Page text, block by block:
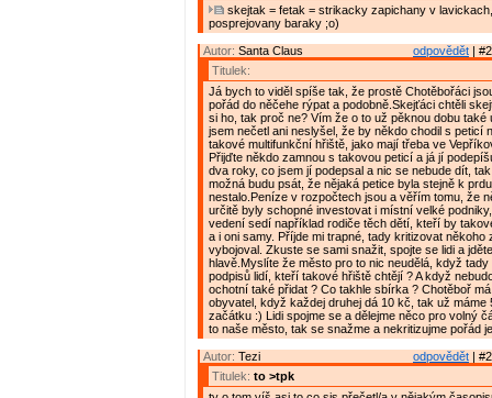
skejtak = fetak = strikacky zapichany v
posprejovany baraky ;o)
odpovědět |
Autor: Santa Claus
Titulek:
Já bych to viděl spíše tak, že prostě Chotěbořáci
pořád do něčehe rýpat a podobně.Skejťáci chtěli
si ho, tak proč ne? Vím že o to už pěknou dobu také
jsem nečetl ani neslyšel, že by někdo chodil s peticí
takové multifunkční hřiště, jako mají třeba ve
Přijďte někdo zamnou s takovou peticí a já jí
dva roky, co jsem jí podepsal a nic se nebude dít,
možná budu psát, že nějaká petice byla stejně k
nestalo.Peníze v rozpočtech jsou a věřím tomu, že
určitě byly schopné investovat i místní velké
vedení sedí například rodiče těch dětí, kteří by
a i oni samy. Příjde mi trapné, tady kritizovat někoho
vybojoval. Zkuste se sami snažit, spojte se lidi a
hlavě.Myslíte že město pro to nic neudělá, když
podpisů lidí, kteří takové hřiště chtějí ? A když
ochotní také přidat ? Co takhle sbírka ? Chotěboř
obyvatel, když každej druhej dá 10 kč, tak už máme
začátku :) Lidi spojme se a dělejme něco pro volný
to naše město, tak se snažme a nekritizujme pořád
odpovědět |
Autor: Tezi
Titulek: to >tpk